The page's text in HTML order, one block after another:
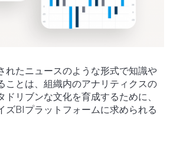
れたニュースのような形式で知識や
ことは、組織内のアナリティクスの
リブンな文化を育成するために、
ズBIプラットフォームに求められる